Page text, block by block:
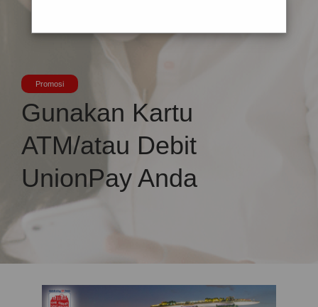
Promosi
Gunakan Kartu
ATM/atau Debit
UnionPay Anda